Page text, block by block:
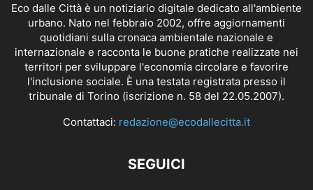
Eco dalle Città è un notiziario digitale dedicato all'ambiente
urbano. Nato nel febbraio 2002, offre aggiornamenti
quotidiani sulla cronaca ambientale nazionale e
internazionale e racconta le buone pratiche realizzate nei
territori per sviluppare l'economia circolare e favorire
l'inclusione sociale. È una testata registrata presso il
tribunale di Torino (iscrizione n. 58 del 22.05.2007).
Contattaci: redazione@ecodallecitta.it
SEGUICI